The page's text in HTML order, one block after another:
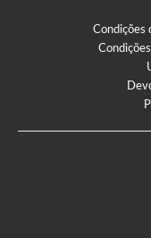
Condições